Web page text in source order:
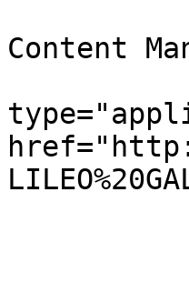
Content